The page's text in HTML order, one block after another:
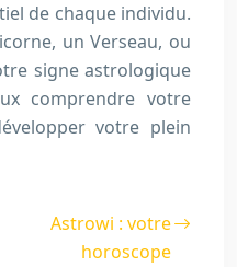
de chaque individu.
un Verseau, ou
signe astrologique
comprendre votre
votre plein
Astrowi : votre
horoscope